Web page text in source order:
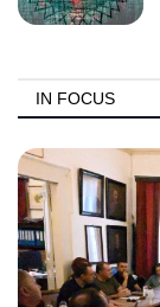
IN FOCUS